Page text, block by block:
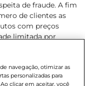
de fraude. A fim
de clientes as
com preços
limitada por
hoje, podendo
Proibida a venda
18 anos, conforme
navegação, otimizar as
personalizadas para
clicar em aceitar, você